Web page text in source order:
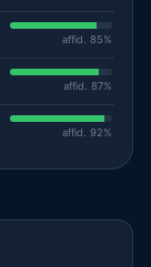
affid. 85%
affid. 87%
affid. 92%